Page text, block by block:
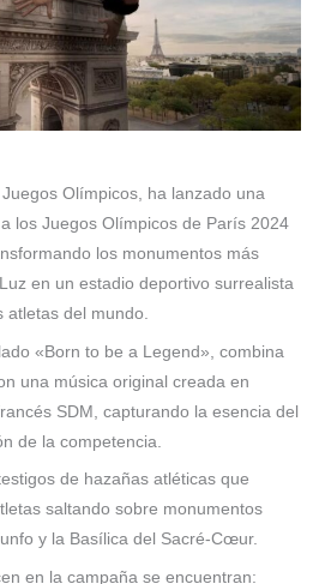
Olímpicos, ha lanzado una
los Juegos Olímpicos de París 2024
los monumentos más
en un estadio deportivo surrealista
del mundo.
«Born to be a Legend», combina
una música original creada en
SDM, capturando la esencia del
de la competencia.
de hazañas atléticas que
saltando sobre monumentos
y la Basílica del Sacré-Cœur.
en la campaña se encuentran: